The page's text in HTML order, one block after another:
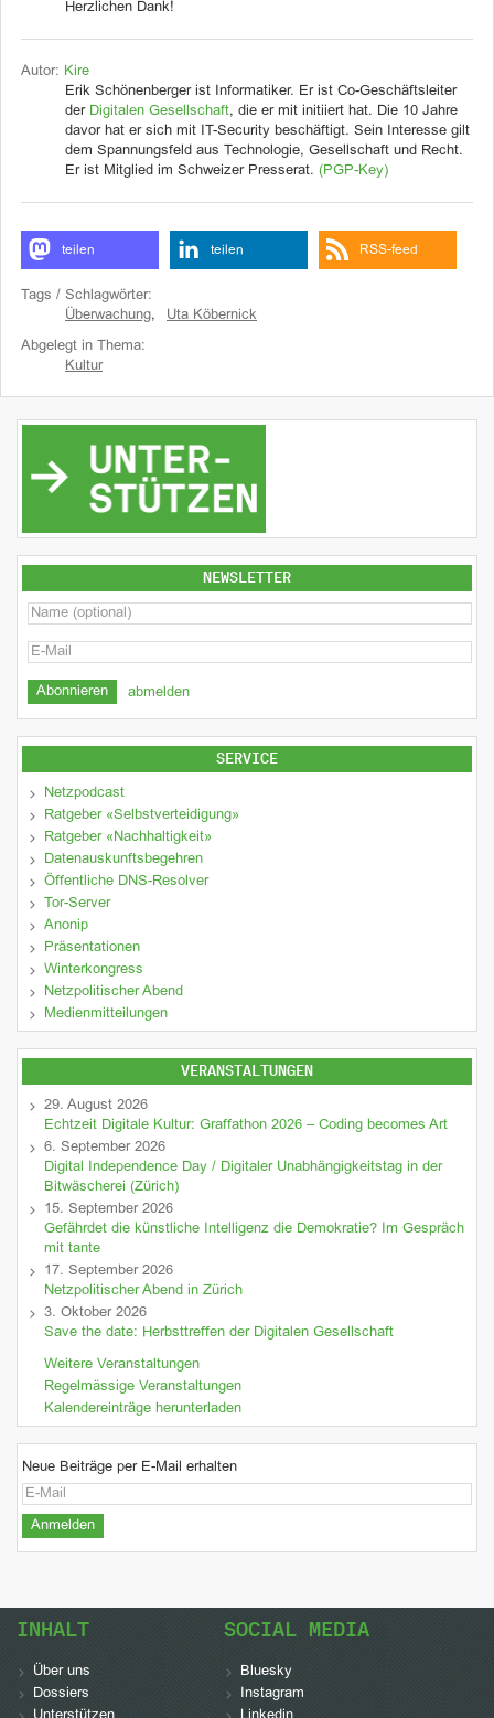
Herzlichen Dank!
Autor: Kire
Erik Schönenberger ist Informatiker. Er ist Co-Geschäftsleiter
der Digitalen Gesellschaft, die er mit initiiert hat. Die 10 Jahre
davor hat er sich mit IT-Security beschäftigt. Sein Interesse gilt
dem Spannungsfeld aus Technologie, Gesellschaft und Recht.
Er ist Mitglied im Schweizer Presserat. (PGP-Key)
teilen teilen RSS-feed
Tags / Schlagwörter:
Überwachung, Uta Köbernick
Abgelegt in Thema:
Kultur
NEWSLETTER
abmelden
SERVICE
Netzpodcast
Ratgeber «Selbstverteidigung»
Ratgeber «Nachhaltigkeit»
Datenauskunftsbegehren
Öffentliche DNS-Resolver
Tor-Server
Anonip
Präsentationen
Winterkongress
Netzpolitischer Abend
Medienmitteilungen
VERANSTALTUNGEN
29. August 2026
Echtzeit Digitale Kultur: Graffathon 2026 – Coding becomes Art
6. September 2026
Digital Independence Day / Digitaler Unabhängigkeitstag in der
Bitwäscherei (Zürich)
15. September 2026
Gefährdet die künstliche Intelligenz die Demokratie? Im Gespräch
mit tante
17. September 2026
Netzpolitischer Abend in Zürich
3. Oktober 2026
Save the date: Herbsttreffen der Digitalen Gesellschaft
Weitere Veranstaltungen
Regelmässige Veranstaltungen
Kalendereinträge herunterladen
Neue Beiträge per E-Mail erhalten
INHALT
Über uns
Dossiers
SOCIAL MEDIA
Bluesky
Instagram